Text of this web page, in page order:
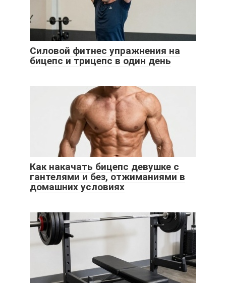
Силовой фитнес упражнения на
бицепс и трицепс в один день
Как накачать бицепс девушке с
гантелями и без, отжиманиями в
домашних условиях